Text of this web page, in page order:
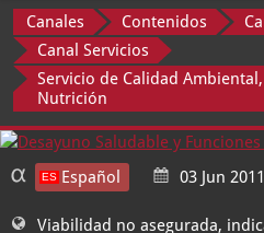
Canales Contenidos
Canal Servicios
Servicio de Calidad
Nutrición
Español 03 Jun 2011
Viabilidad no asegurada,